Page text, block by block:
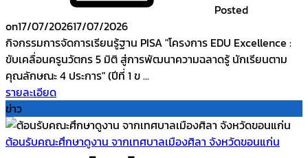
Posted
on17/07/202617/07/2026
กิจกรรมการจัดการเรียนรู้ฐาน PISA "โครงการ EDU Excellence :
ขับเคลื่อนครูนวัตกร 5 มิติ สู่การพัฒนาความฉลาดรู้ นักเรียนตาม
คุณลักษณะ 4 ประการ" (ปีที่ 1 ข ...
รายละเอียด
ข่าว
ต้อนรับคณะศึกษาดูงาน จากเทศบาลเมืองศิลา จังหวัดขอนแก่น